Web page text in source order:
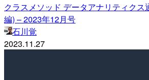
クラスメソッド データアナリティクス
編) – 2023年12月号
石川覚
2023.11.27